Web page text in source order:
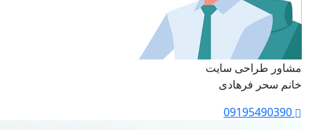
مشاور طراحی سایت
خانم سحر فرهادی